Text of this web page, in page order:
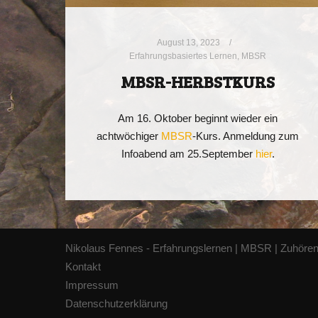
August 13, 2023
Erfahrungsbasiertes Lernen
MBSR
MBSR-HERBSTKURS
Am 16. Oktober beginnt wieder ein
achtwöchiger MBSR-Kurs. Anmeldung zum
Infoabend am 25.September hier.
Nikolaus Fennes - Erfahrungslernen | MBSR | Zuhören
Kontakt
Impressum
Datenschutzerklärung